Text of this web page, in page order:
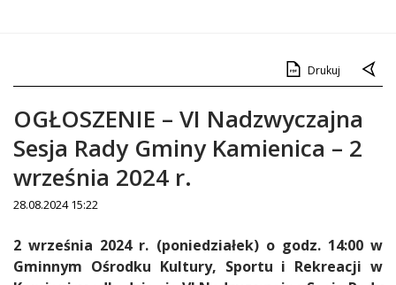
Drukuj
OGŁOSZENIE – VI Nadzwyczajna
Sesja Rady Gminy Kamienica – 2
września 2024 r.
28.08.2024 15:22
Treść
2 września 2024 r. (poniedziałek) o godz. 14:00 w
Gminnym Ośrodku Kultury, Sportu i Rekreacji w